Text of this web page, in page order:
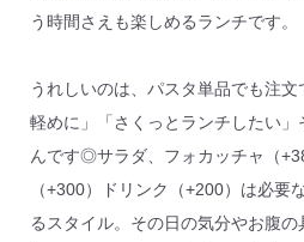
う時間さえも楽しめるランチです。
うれしいのは、パスタ単品でも注
軽めに」「さくっとランチしたい
んです◎サラダ、フォカッチャ（
（+300）ドリンク（+200）は必要
るスタイル。その日の気分やお腹